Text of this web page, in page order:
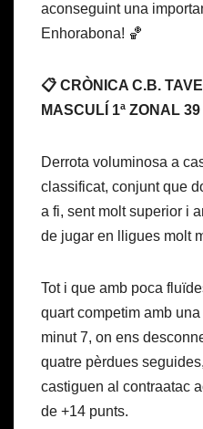
aconseguint una
Enhorabona! 🏀
📋 CRÒNICA C.B.
MASCULÍ 1ª ZONAL
Derrota voluminosa a
classificat, conjunt que
a fi, sent molt superior i
de jugar en lligues molt
Tot i que amb poca
quart competim amb
minut 7, on ens
quatre pèrdues
castiguen al contraatac
de +14 punts.